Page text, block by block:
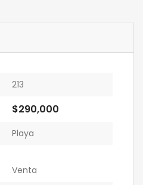
213
$290,000
Playa
Venta